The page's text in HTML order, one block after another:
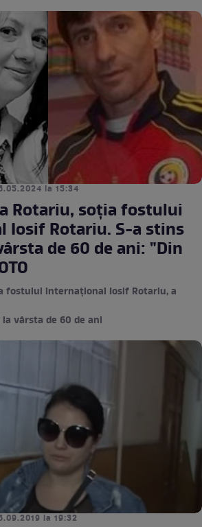
la 15:34
Rotariu, soţia fostului
Iosif Rotariu. S-a stins
de 60 de ani: "Din
fostului internaţional Iosif Rotariu, a
vârsta de 60 de ani
la 19:32